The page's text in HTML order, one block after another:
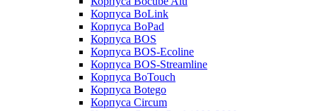
Корпуса BoLink
Корпуса BoPad
Корпуса BOS
Корпуса BOS-Ecoline
Корпуса BOS-Streamline
Корпуса BoTouch
Корпуса Botego
Корпуса Circum